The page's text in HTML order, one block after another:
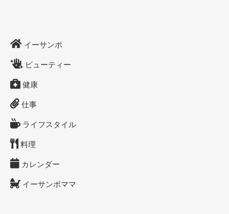
イーサンポ
ビューティー
健康
仕事
ライフスタイル
料理
カレンダー
イーサンポママ